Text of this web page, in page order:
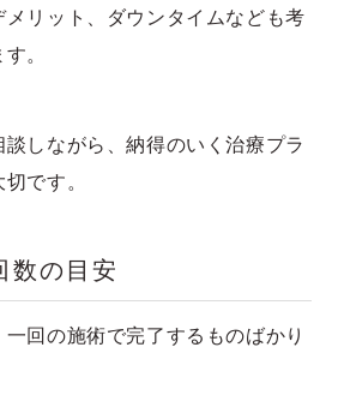
リット、ダウンタイムなども考
。
しながら、納得のいく治療プラ
です。
数の目安
回の施術で完了するものばかり